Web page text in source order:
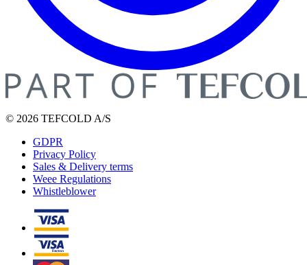
© 2026 TEFCOLD A/S
GDPR
Privacy Policy
Sales & Delivery terms
Weee Regulations
Whistleblower